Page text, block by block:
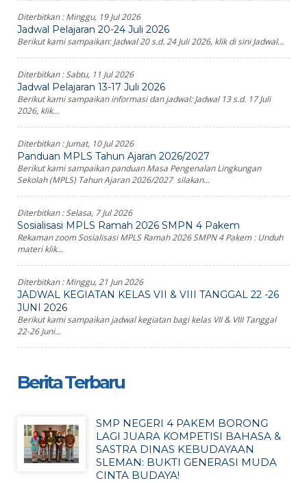
Diterbitkan :Minggu, 19 Jul 2026
Jadwal Pelajaran 20-24 Juli 2026
Berikut kami sampaikan: Jadwal 20 s.d. 24 Juli 2026, klik di sini Jadwal...
Diterbitkan :Sabtu, 11 Jul 2026
Jadwal Pelajaran 13-17 Juli 2026
Berikut kami sampaikan informasi dan jadwal: Jadwal 13 s.d. 17 Juli
2026, klik...
Diterbitkan :Jumat, 10 Jul 2026
Panduan MPLS Tahun Ajaran 2026/2027
Berikut kami sampaikan panduan Masa Pengenalan Lingkungan
Sekolah (MPLS) Tahun Ajaran 2026/2027 silakan...
Diterbitkan :Selasa, 7 Jul 2026
Sosialisasi MPLS Ramah 2026 SMPN 4 Pakem
Rekaman zoom Sosialisasi MPLS Ramah 2026 SMPN 4 Pakem : Unduh
materi klik...
Diterbitkan :Minggu, 21 Jun 2026
JADWAL KEGIATAN KELAS VII & VIII TANGGAL 22 -26
JUNI 2026
Berikut kami sampaikan jadwal kegiatan bagi kelas VII & VIII Tanggal
22-26 Juni...
Berita Terbaru
SMP NEGERI 4 PAKEM BORONG
LAGI JUARA KOMPETISI BAHASA &
SASTRA DINAS KEBUDAYAAN
SLEMAN: BUKTI GENERASI MUDA
CINTA BUDAYA!